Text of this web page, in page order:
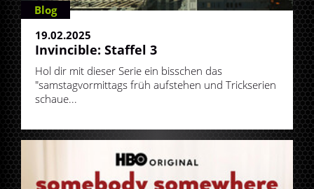
Blog
19.02.2025
Invincible: Staffel 3
Hol dir mit dieser Serie ein bisschen das
"samstagvormittags früh aufstehen und Trickserien
schaue...